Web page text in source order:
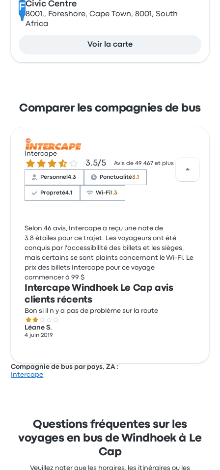
FCivic Centre
8001,, Foreshore, Cape Town, 8001, South
Africa
Voir la carte
Comparer les compagnies de bus
Intercape
3.5 sur 5 étoiles 3.5/5 Avis de 49 467 et plus
Personnel4.3 Ponctualité3.1
Propreté4.1 Wi-Fi1.3
Selon 46 avis, Intercape a reçu une note de
3.8 étoiles pour ce trajet. Les voyageurs ont été
conquis par l'accessibilité des billets et les sièges,
mais certains se sont plaints concernant le Wi-Fi. Le
prix des billets Intercape pour ce voyage
commencer à 99 $
Intercape Windhoek Le Cap avis
clients récents
Bon si il n y a pas de problème sur la route
2.0 sur 5 étoiles
Léane S.
4 juin 2019
Compagnie de bus par pays, ZA :
Intercape
Questions fréquentes sur les
voyages en bus de Windhoek à Le
Cap
Veuillez noter que les horaires, les itinéraires ou les